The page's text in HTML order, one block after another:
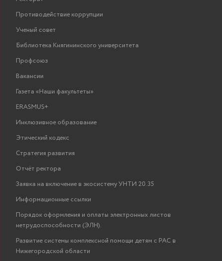
Противодействие коррупции
Ученый совет
Библиотека Княгининского университета
Профсоюз
Вакансии
Газета «Наши факультеты»
ERASMUS+
Инклюзивное образование
Этический кодекс
Стратегия развития
Отчёт ректора
Заявка на включение в экосистему УНТИ 20.35
Информационные ссылки
Порядок оформления и оплаты электронных листов
нетрудоспособности (ЭЛН).
Развитие системы комплексной помощи детям с РАС в
Нижегородской области